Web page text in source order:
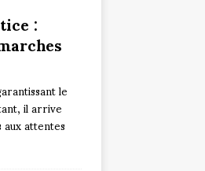
:
le
il arrive
attentes